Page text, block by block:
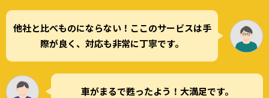
他社と比べものにならない！ここのサービスは手
際が良く、対応も非常に丁寧です。
車がまるで甦ったよう！大満足です。